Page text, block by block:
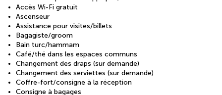
Accès Wi-Fi gratuit
Ascenseur
Assistance pour visites/billets
Bagagiste/groom
Bain turc/hammam
Café/thé dans les espaces communs
Changement des draps (sur demande)
Changement des serviettes (sur demande)
Coffre-fort/consigne à la réception
Consigne à bagages